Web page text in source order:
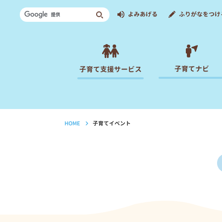
よみあげる ふりがなをつけ
子育て支援サービス 子育てナビ
HOME 子育てイベント